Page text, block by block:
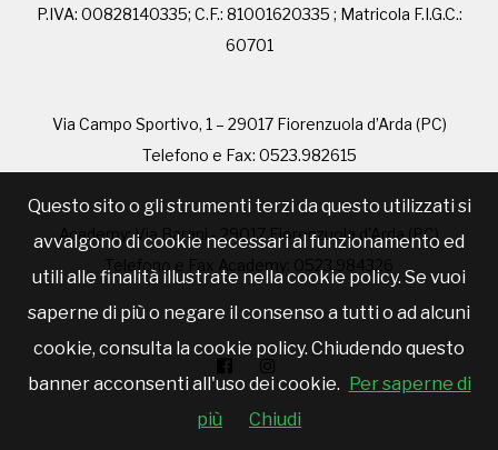
P.IVA: 00828140335; C.F.: 81001620335 ; Matricola F.I.G.C.:
60701
Via Campo Sportivo, 1 – 29017 Fiorenzuola d’Arda (PC)
Telefono e Fax: 0523.982615
Academy: Via Barani - 29017 Fiorenzuola d'Arda (PC)
Telefono e Fax Academy: 0523.984326
Questo sito o gli strumenti terzi da questo utilizzati si
avvalgono di cookie necessari al funzionamento ed
utili alle finalità illustrate nella cookie policy. Se vuoi
saperne di più o negare il consenso a tutti o ad alcuni
cookie, consulta la cookie policy. Chiudendo questo
banner acconsenti all'uso dei cookie. Per saperne di
più
Chiudi